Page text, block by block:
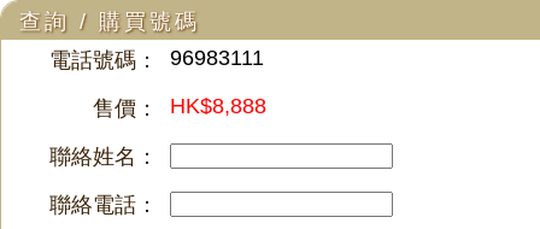
查詢 / 購買號碼
電話號碼：
96983111
售價： HK$8,888
聯絡姓名：
聯絡電話：